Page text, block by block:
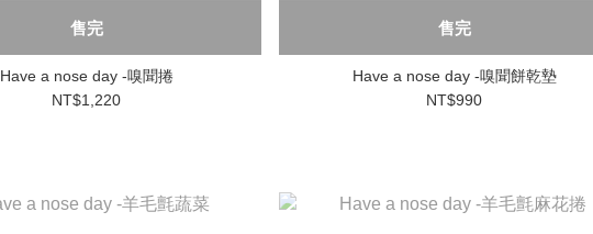
售完
Have a nose day -嗅聞捲
NT$1,220
售完
Have a nose day -嗅聞餅乾墊
NT$990